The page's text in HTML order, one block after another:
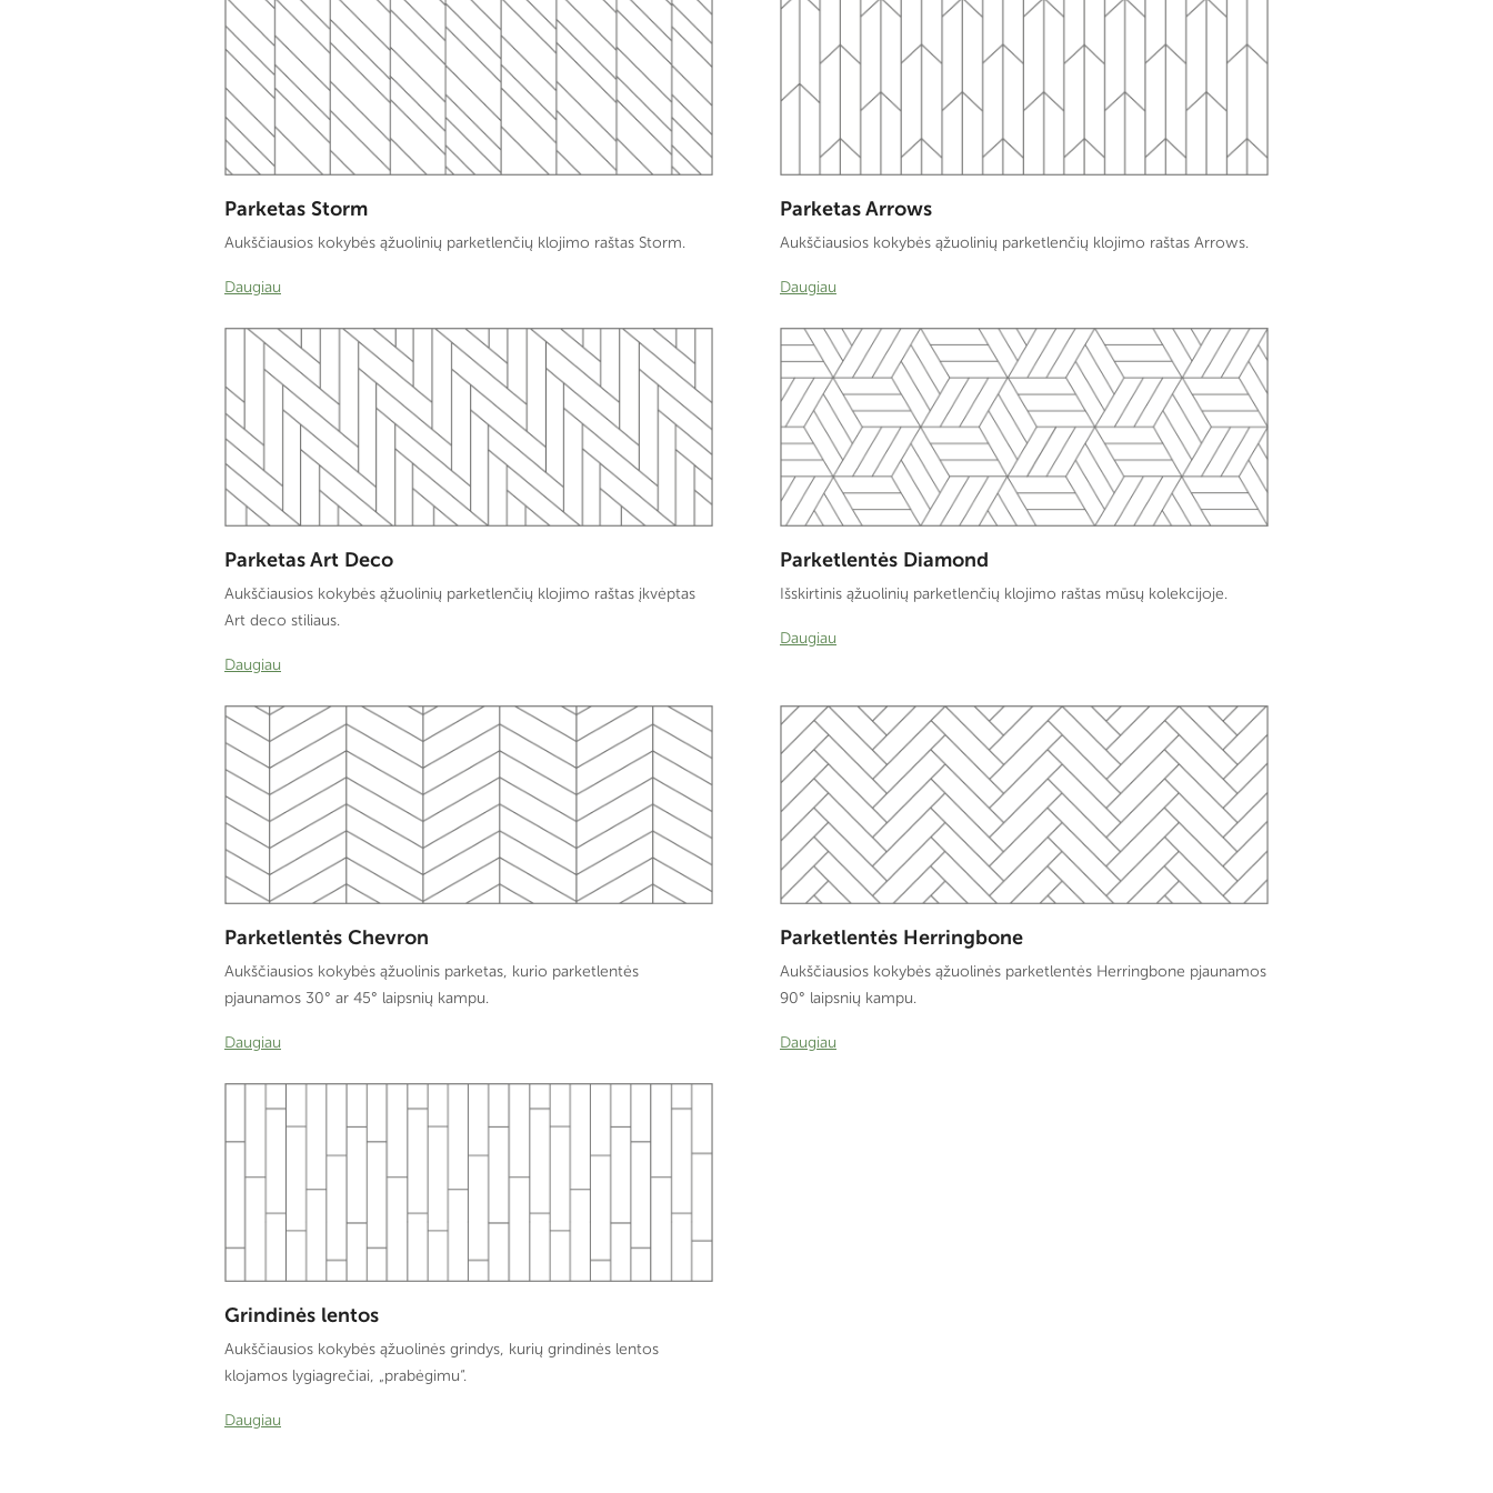
Parketas Storm
Aukščiausios kokybės ąžuolinių parketlenčių klojimo raštas Storm.
Daugiau
Parketas Arrows
Aukščiausios kokybės ąžuolinių parketlenčių klojimo raštas Arrows.
Daugiau
Parketas Art Deco
Aukščiausios kokybės ąžuolinių parketlenčių klojimo raštas įkvėptas
Art deco stiliaus.
Daugiau
Parketlentės Diamond
Išskirtinis ąžuolinių parketlenčių klojimo raštas mūsų kolekcijoje.
Daugiau
Parketlentės Chevron
Aukščiausios kokybės ąžuolinis parketas, kurio parketlentės
pjaunamos 30° ar 45° laipsnių kampu.
Daugiau
Parketlentės Herringbone
Aukščiausios kokybės ąžuolinės parketlentės Herringbone pjaunamos
90° laipsnių kampu.
Daugiau
Grindinės lentos
Aukščiausios kokybės ąžuolinės grindys, kurių grindinės lentos
klojamos lygiagrečiai, „prabėgimu“.
Daugiau